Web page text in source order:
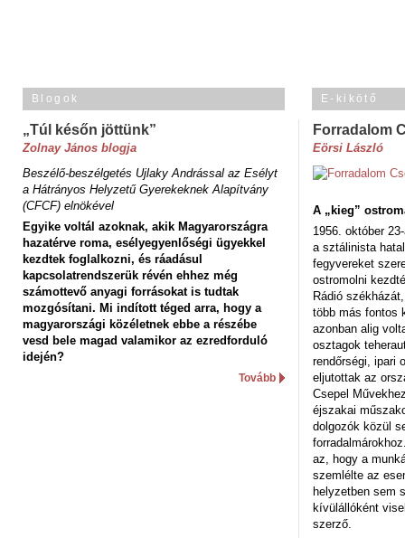
Blogok
„Túl későn jöttünk”
Zolnay János blogja
Beszélő-beszélgetés Ujlaky Andrással az Esélyt
a Hátrányos Helyzetű Gyerekeknek Alapítvány
(CFCF) elnökével
Egyike voltál azoknak, akik Magyarországra
hazatérve roma, esélyegyenlőségi ügyekkel
kezdtek foglalkozni, és ráadásul
kapcsolatrendszerük révén ehhez még
számottevő anyagi forrásokat is tudtak
mozgósítani. Mi indított téged arra, hogy a
magyarországi közéletnek ebbe a részébe
vesd bele magad valamikor az ezredforduló
idején?
Tovább
E-kikötő
Forradalom
Eörsi László
A „kieg”
1956. október
a sztálinista
fegyvereket
ostromolni
Rádió
több más fontos
azonban alig
osztagok
rendőrségi, ipari
eljutottak az
Csepel
éjszakai
dolgozók közül
az, hogy a
szemlélte az
helyzetben sem
kívülállóként
szerző.